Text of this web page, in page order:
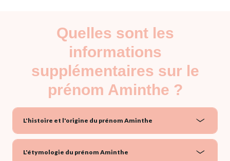
Quelles sont les
informations
supplémentaires sur le
prénom Aminthe ?
L'histoire et l'origine du prénom Aminthe
L'étymologie du prénom Aminthe